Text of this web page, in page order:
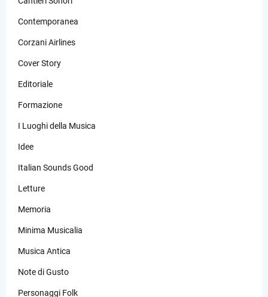
Contemporanea
Corzani Airlines
Cover Story
Editoriale
Formazione
I Luoghi della Musica
Idee
Italian Sounds Good
Letture
Memoria
Minima Musicalia
Musica Antica
Note di Gusto
Personaggi Folk